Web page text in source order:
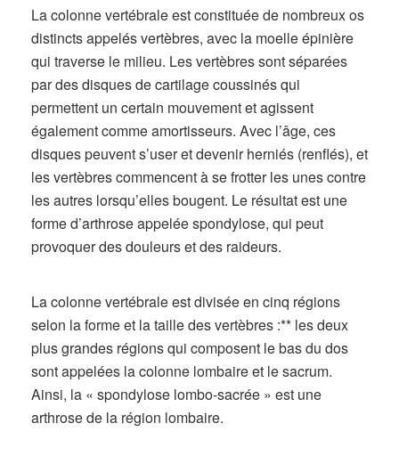
La colonne vertébrale est constituée de nombreux os
distincts appelés vertèbres, avec la moelle épinière
qui traverse le milieu. Les vertèbres sont séparées
par des disques de cartilage coussinés qui
permettent un certain mouvement et agissent
également comme amortisseurs. Avec l’âge, ces
disques peuvent s’user et devenir herniés (renflés), et
les vertèbres commencent à se frotter les unes contre
les autres lorsqu’elles bougent. Le résultat est une
forme d’arthrose appelée spondylose, qui peut
provoquer des douleurs et des raideurs.
La colonne vertébrale est divisée en cinq régions
selon la forme et la taille des vertèbres :** les deux
plus grandes régions qui composent le bas du dos
sont appelées la colonne lombaire et le sacrum.
Ainsi, la « spondylose lombo-sacrée » est une
arthrose de la région lombaire.